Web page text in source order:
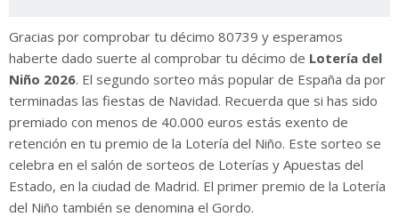
Gracias por comprobar tu décimo 80739 y esperamos
haberte dado suerte al comprobar tu décimo de Lotería del
Niño 2026. El segundo sorteo más popular de España da por
terminadas las fiestas de Navidad. Recuerda que si has sido
premiado con menos de 40.000 euros estás exento de
retención en tu premio de la Lotería del Niño. Este sorteo se
celebra en el salón de sorteos de Loterías y Apuestas del
Estado, en la ciudad de Madrid. El primer premio de la Lotería
del Niño también se denomina el Gordo.